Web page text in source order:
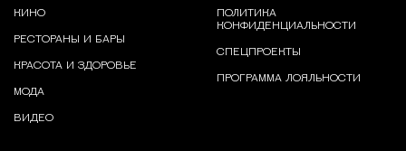
КИНО
РЕСТОРАНЫ И БАРЫ
КРАСОТА И ЗДОРОВЬЕ
МОДА
ВИДЕО
ПОЛИТИКА
КОНФИДЕНЦИАЛЬНОСТИ
СПЕЦПРОЕКТЫ
ПРОГРАММА ЛОЯЛЬНОСТИ